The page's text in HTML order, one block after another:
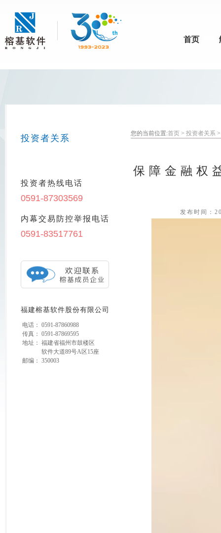
首页
投资者关系
投资者热线电话
0591-87303569
内幕交易防控举报电话
0591-83517761
福建榕基软件股份有限公司
电话： 0591-87860988
传真： 0591-87869595
地址： 福建省福州市鼓楼区
软件大道89号A区15座
邮编： 350003
您的当前位置:首页 > 投资者关系
保障金融
发布时间：